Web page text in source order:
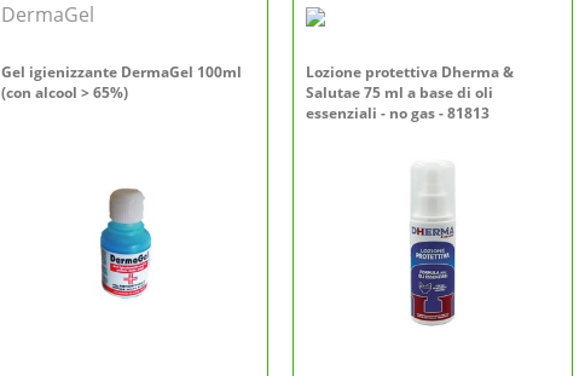
DermaGel
Gel igienizzante DermaGel 100ml
(con alcool > 65%)
Lozione protettiva Dherma &
Salutae 75 ml a base di oli
essenziali - no gas - 81813